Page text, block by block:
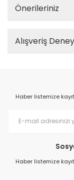
Önerileriniz
Alışveriş
Haber listemize
Haber listemize